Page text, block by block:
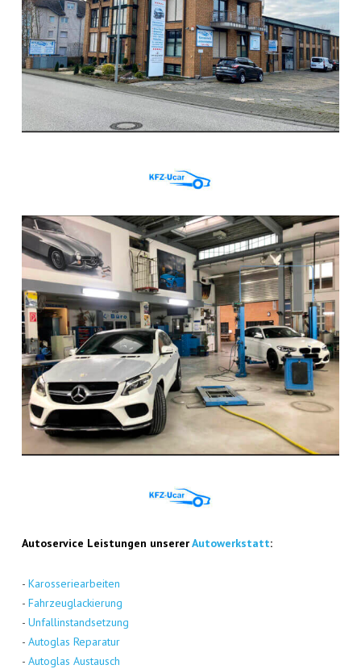
Auto­ser­vice Leis­tun­gen unse­rerAuto­werk­statt:
- Karos­se­rie­ar­bei­ten
- Fahr­zeug­la­ckie­rung
- Unfall­in­stand­set­zung
- Auto­glas Repa­ra­tur
- Auto­glas Aus­tausch